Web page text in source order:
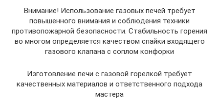
Внимание! Использование газовых печей требует
повышенного внимания и соблюдения техники
противопожарной безопасности. Стабильность горения
во многом определяется качеством спайки входящего
газового клапана с соплом конфорки
Изготовление печи с газовой горелкой требует
качественных материалов и ответственного подхода
мастера